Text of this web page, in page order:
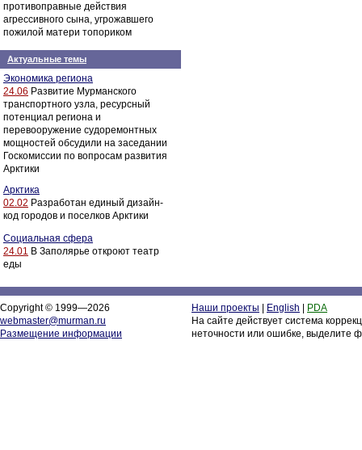
противоправные действия
агрессивного сына, угрожавшего
пожилой матери топориком
Актуальные темы
Экономика региона
24.06 Развитие Мурманского
транспортного узла, ресурсный
потенциал региона и
перевооружение судоремонтных
мощностей обсудили на заседании
Госкомиссии по вопросам развития
Арктики
Арктика
02.02 Разработан единый дизайн-
код городов и поселков Арктики
Социальная сфера
24.01 В Заполярье откроют театр
еды
Copyright © 1999—2026
webmaster@murman.ru
Размещение информации
Наши проекты English
PDA
На сайте действует система
неточности или ошибке, выделите